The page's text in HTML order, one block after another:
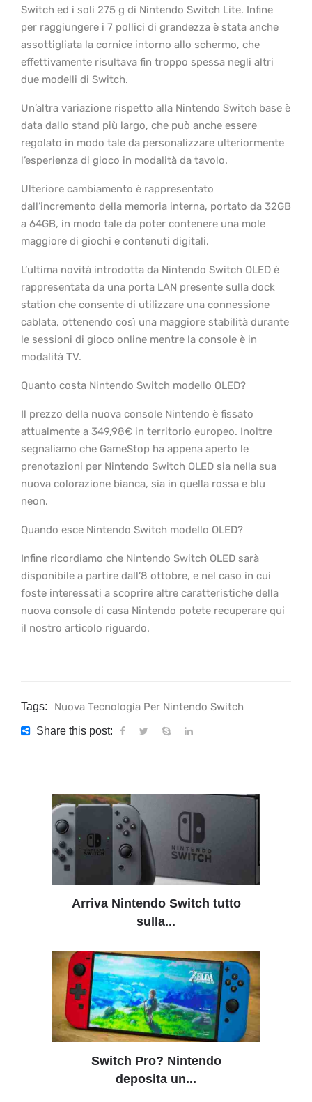
Switch ed i soli 275 g di Nintendo Switch Lite. Infine
per raggiungere i 7 pollici di grandezza è stata anche
assottigliata la cornice intorno allo schermo, che
effettivamente risultava fin troppo spessa negli altri
due modelli di Switch.
Un’altra variazione rispetto alla Nintendo Switch base è
data dallo stand più largo, che può anche essere
regolato in modo tale da personalizzare ulteriormente
l’esperienza di gioco in modalità da tavolo.
Ulteriore cambiamento è rappresentato
dall’incremento della memoria interna, portato da 32GB
a 64GB, in modo tale da poter contenere una mole
maggiore di giochi e contenuti digitali.
L’ultima novità introdotta da Nintendo Switch OLED è
rappresentata da una porta LAN presente sulla dock
station che consente di utilizzare una connessione
cablata, ottenendo così una maggiore stabilità durante
le sessioni di gioco online mentre la console è in
modalità TV.
Quanto costa Nintendo Switch modello OLED?
Il prezzo della nuova console Nintendo è fissato
attualmente a 349,98€ in territorio europeo. Inoltre
segnaliamo che GameStop ha appena aperto le
prenotazioni per Nintendo Switch OLED sia nella sua
nuova colorazione bianca, sia in quella rossa e blu
neon.
Quando esce Nintendo Switch modello OLED?
Infine ricordiamo che Nintendo Switch OLED sarà
disponibile a partire dall’8 ottobre, e nel caso in cui
foste interessati a scoprire altre caratteristiche della
nuova console di casa Nintendo potete recuperare qui
il nostro articolo riguardo.
Tags: Nuova Tecnologia Per Nintendo Switch
Share this post:
Arriva Nintendo Switch tutto
sulla...
Switch Pro? Nintendo
deposita un...